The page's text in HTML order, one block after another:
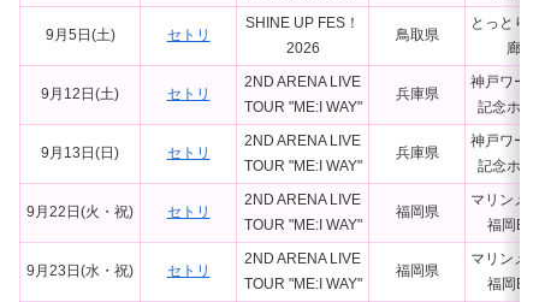
9月5日(土) セトリ
SHINE UP FES！
2026
鳥取県
とっとり
廊
9月12日(土) セトリ
2ND ARENA LIVE
TOUR "ME:I WAY"
兵庫県
神戸ワー
記念ホー
9月13日(日) セトリ
2ND ARENA LIVE
TOUR "ME:I WAY"
兵庫県
神戸ワー
記念ホー
9月22日(火・祝) セトリ
2ND ARENA LIVE
TOUR "ME:I WAY"
福岡県
マリンメ
福岡B館
9月23日(水・祝) セトリ
2ND ARENA LIVE
TOUR "ME:I WAY"
福岡県
マリンメ
福岡B館